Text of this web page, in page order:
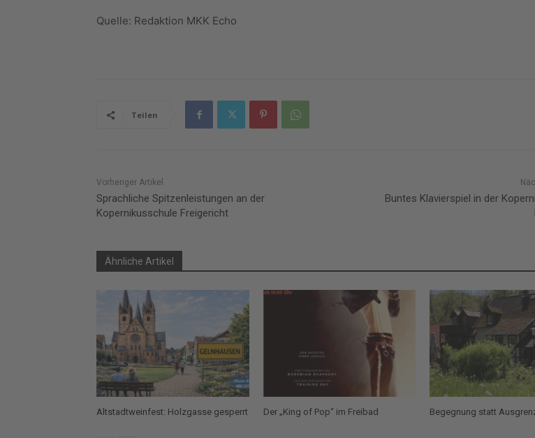
Quelle: Redaktion MKK Echo
Teilen
Vorheriger Artikel
Sprachliche Spitzenleistungen an der
Kopernikusschule Freigericht
Buntes Klavierspiel in der
Ähnliche Artikel
Altstadtweinfest: Holzgasse gesperrt Der „King of Pop“ im Freibad Begegnung statt